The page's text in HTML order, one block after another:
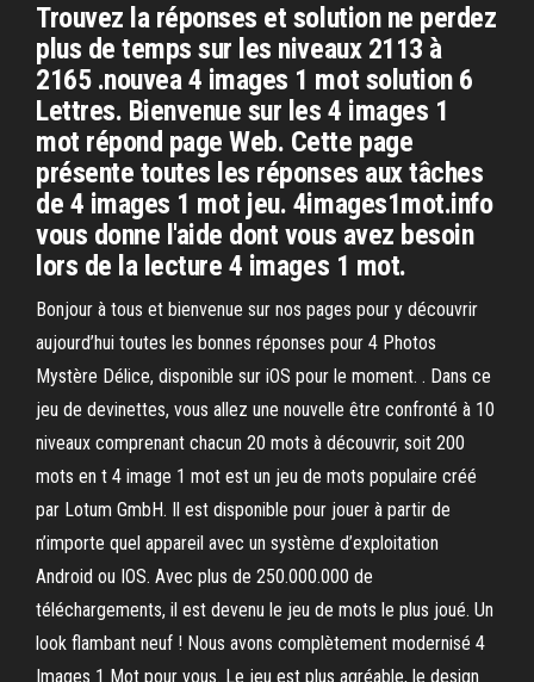
Trouvez la réponses et solution ne perdez
plus de temps sur les niveaux 2113 à
2165 .nouvea 4 images 1 mot solution 6
Lettres. Bienvenue sur les 4 images 1
mot répond page Web. Cette page
présente toutes les réponses aux tâches
de 4 images 1 mot jeu. 4images1mot.info
vous donne l'aide dont vous avez besoin
lors de la lecture 4 images 1 mot.
Bonjour à tous et bienvenue sur nos pages pour y découvrir
aujourd’hui toutes les bonnes réponses pour 4 Photos
Mystère Délice, disponible sur iOS pour le moment. . Dans ce
jeu de devinettes, vous allez une nouvelle être confronté à 10
niveaux comprenant chacun 20 mots à découvrir, soit 200
mots en t 4 image 1 mot est un jeu de mots populaire créé
par Lotum GmbH. Il est disponible pour jouer à partir de
n’importe quel appareil avec un système d’exploitation
Android ou IOS. Avec plus de 250.000.000 de
téléchargements, il est devenu le jeu de mots le plus joué. Un
look flambant neuf ! Nous avons complètement modernisé 4
Images 1 Mot pour vous. Le jeu est plus agréable, le design